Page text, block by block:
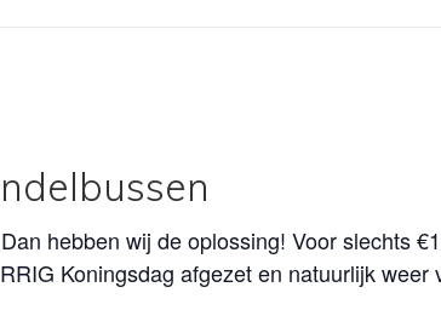
hebben wij de oplossing! Voor slechts
Koningsdag afgezet en natuurlijk